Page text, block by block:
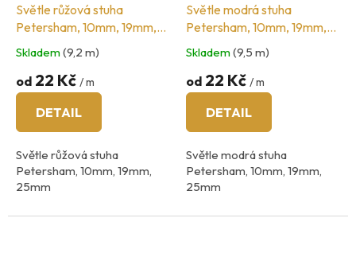
Světle růžová stuha
Petersham, 10mm, 19mm,
Skladem(9,2 m)
od 22 Kč / m
DETAIL
Světle růžová stuha
Petersham, 10mm, 19mm,
25mm
Složení: 100% viskóza
Světle modrá stuha
Petersham, 10mm, 19mm,
Skladem(9,5 m)
od 22 Kč / m
DETAIL
Světle modrá stuha
Petersham, 10mm, 19mm,
25mm
Složení: 100% viskóza